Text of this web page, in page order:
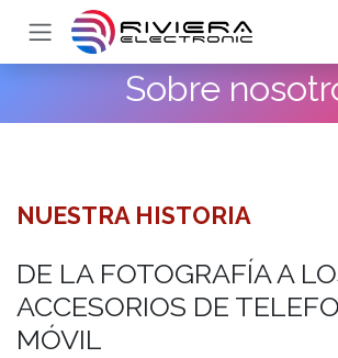
Ir al contenido
Sobre
NUESTRA HISTORIA
DE LA FOTOGRAFÍA A
ACCESORIOS DE
MÓVIL